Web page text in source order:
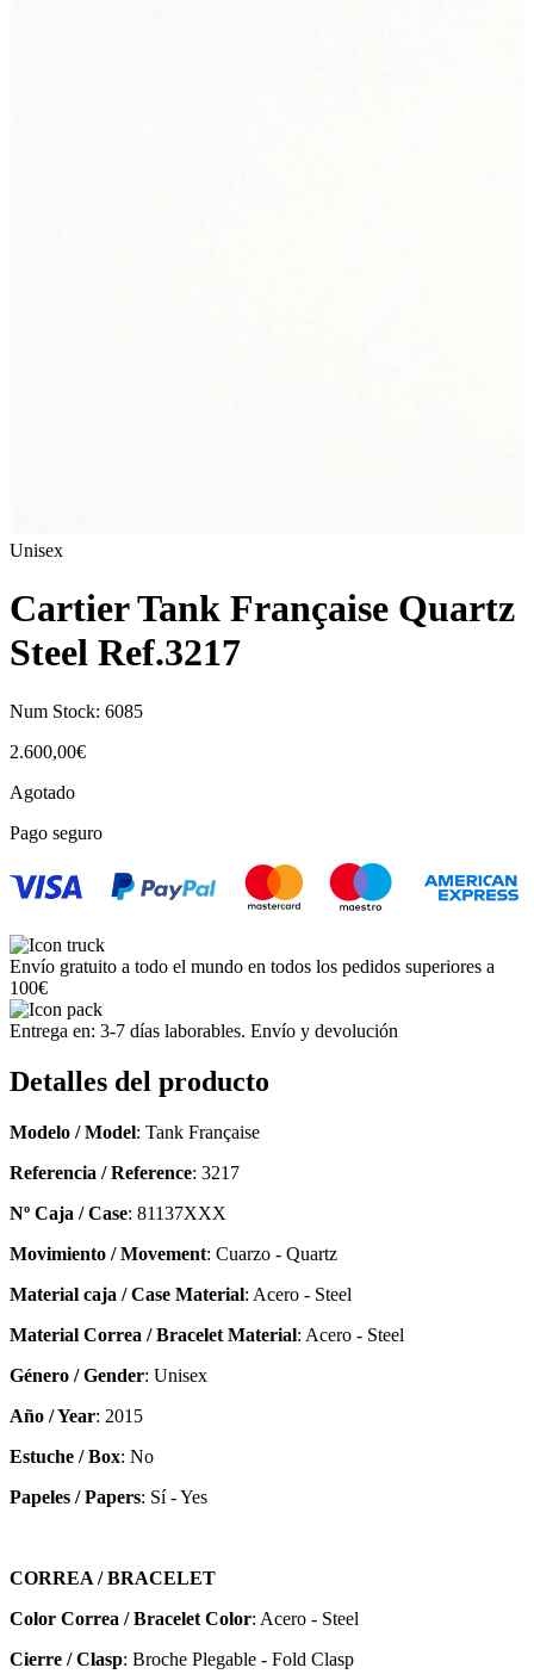
Unisex
Cartier Tank Française Quartz
Steel Ref.3217
Num Stock: 6085
2.600,00€
Agotado
Pago seguro
Envío gratuito a todo el mundo en todos los pedidos superiores a
100€
Entrega en: 3-7 días laborables. Envío y devolución
Detalles del producto
Modelo / Model: Tank Française
Referencia / Reference: 3217
Nº Caja / Case: 81137XXX
Movimiento / Movement: Cuarzo - Quartz
Material caja / Case Material: Acero - Steel
Material Correa / Bracelet Material: Acero - Steel
Género / Gender: Unisex
Año / Year: 2015
Estuche / Box: No
Papeles / Papers: Sí - Yes
CORREA / BRACELET
Color Correa / Bracelet Color: Acero - Steel
Cierre / Clasp: Broche Plegable - Fold Clasp